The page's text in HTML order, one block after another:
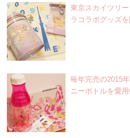
東京スカイツリ
ラコラボグッズを
毎年完売の2015
ニーボトルを愛用